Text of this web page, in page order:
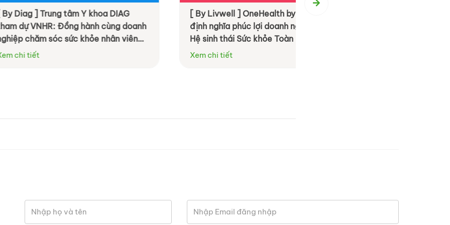
tâm Y khoa DIAG
hành cùng doanh
sức khỏe nhân viên
quả hơn
[ By Livwell ] OneHealth by LivWell: Tái
định nghĩa phúc lợi doanh nghiệp bằng
Hệ sinh thái Sức khỏe Toàn diện